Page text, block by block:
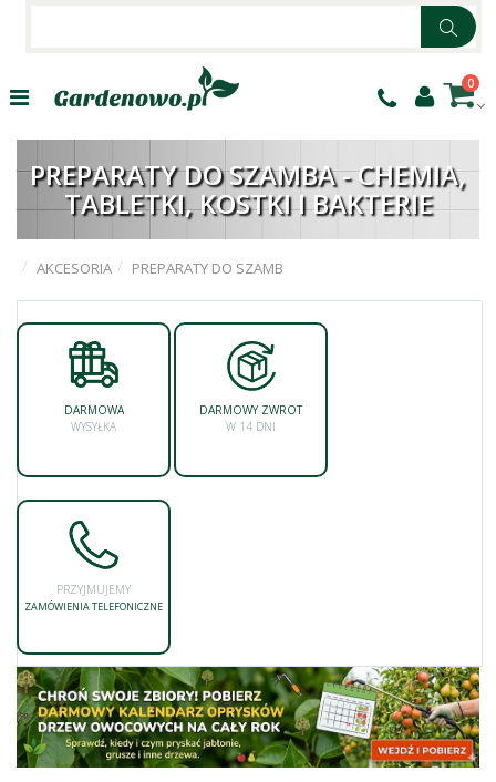
0
PREPARATY DO SZAMBA - CHEMIA,
TABLETKI, KOSTKI I BAKTERIE
AKCESORIA PREPARATY DO SZAMB
DARMOWA
WYSYŁKA
DARMOWY ZWROT
W 14 DNI
PRZYJMUJEMY
ZAMÓWIENIA TELEFONICZNE